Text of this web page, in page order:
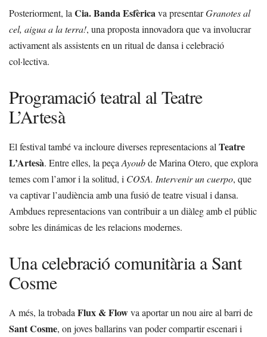
Posteriorment, la Cia. Banda Esfèrica va presentarGranotes al
cel, aigua a la terra!, una proposta innovadora que va involucrar
activament als assistents en un ritual de dansa i celebració
col·lectiva.
Programació teatral al Teatre
L’Artesà
El festival també va incloure diverses representacions al Teatre
L’Artesà. Entre elles, la peça Ayoubde Marina Otero, que explora
temes com l’amor i la solitud, i COSA. Intervenir un cuerpo, que
va captivar l’audiència amb una fusió de teatre visual i dansa.
Ambdues representacions van contribuir a un diàleg amb el públic
sobre les dinámicas de les relacions modernes.
Una celebració comunitària a Sant
Cosme
A més, la trobada Flux & Flowva aportar un nou aire al barri de
Sant Cosme, on joves ballarins van poder compartir escenari i